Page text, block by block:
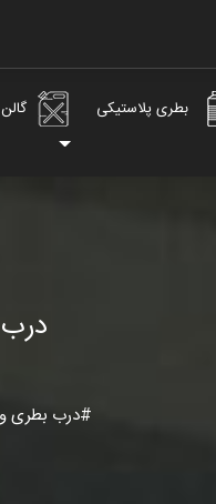
بطری پلاستیکی
درب
#درب بطری